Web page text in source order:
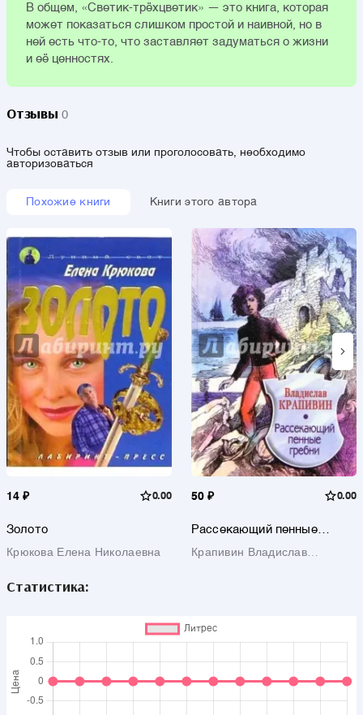
В общем, «Светик-трёхцветик» — это книга, которая
может показаться слишком простой и наивной, но в
ней есть что-то, что заставляет задуматься о жизни
и её ценностях.
Отзывы 0
Чтобы оставить отзыв или проголосовать, необходимо
авторизоваться
Похожие книги Книги этого автора
14 ₽ 0.00
Золото
Крюкова Елена Николаевна
50 ₽ 0.00
Рассекающий пенные
Крапивин Владислав
Статистика: